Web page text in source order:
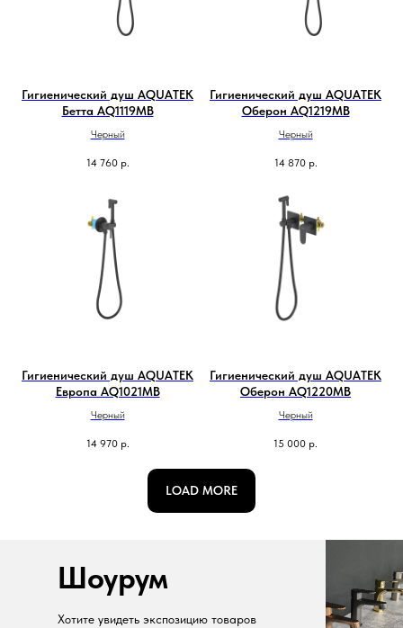
Гигиенический душ AQUATEK
Бетта AQ1119MB
Черный
14 760 р.
Гигиенический душ AQUATEK
Оберон AQ1219MB
Черный
14 870 р.
Гигиенический душ AQUATEK
Европа AQ1021MB
Черный
14 970 р.
Гигиенический душ AQUATEK
Оберон AQ1220MB
Черный
15 000 р.
LOAD MORE
Шоурум
Хотите увидеть экспозицию товаров